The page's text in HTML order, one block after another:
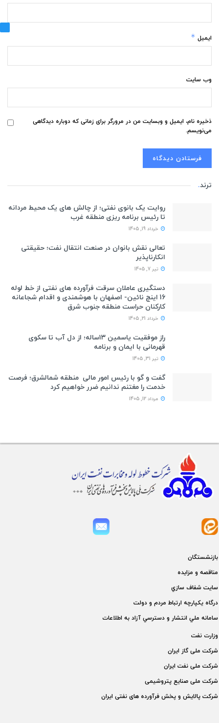
ایمیل *
وب‌ سایت
ذخیره نام، ایمیل و وبسایت من در مرورگر برای زمانی که دوباره دیدگاهی
می‌نویسم.
ترند.
روایت یک بانوی نفتی؛ از چالش های یک محیط مردانه
تا رئیس برنامه ریزی منطقه غرب
خرداد 19, 1405
تعالی نقش بانوان در صنعت انتقال نفت؛ حقیقتی
انکارناپذیر
تیر 7, 1405
دستگیری عاملان سرقت فرآورده های نفتی از خط لوله
16 اینچ نائین- اصفهان با هوشمندی و اقدام شجاعانه
کارکنان حراست منطقه جنوب شرق
خرداد 21, 1405
راز موفقیت یاسمین ۱۳ساله؛ از دل آب تا سکوی
قهرمانی با ایمان و برنامه
تیر 31, 1405
گفت و گو با رئیس امور مالی منطقه شمالشرق؛ فرصت
خدمت را مغتنم ندانیم ضرر خواهیم کرد
مرداد 12, 1405
بازنشستگان
مناقصه و مزايده
سايت شفاف سازي
درگاه يكپارچه ارتباط مردم و دولت
سامانه ملي انتشار و دسترسي آزاد به اطلاعات
وزارت نفت
شركت ملی گاز ايران
شركت ملی نفت ايران
شركت ملی صنايع پتروشيمی
شركت پالايش و پخش فرآورده های نفتی ايران